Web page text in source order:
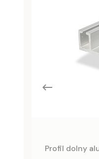
Profil dolny